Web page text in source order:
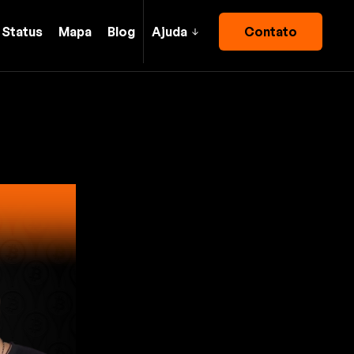
Status Mapa Blog Ajuda Contato